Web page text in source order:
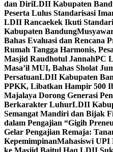
dan DiriLDII Kabupaten
Peserta Lulus Standarisasi
LDII Rancaekek Ikuti
Kabupaten Bandung
Bahas Evaluasi dan Rencana
Rumah Tangga Harmonis,
Masjid Raudhotul JannahPC
Masa’il MUI, Bahas Sholat
PersatuanLDII Kabupaten
PPKK, Libatkan Hampir 500
Majalaya Dorong Generasi
Berkarakter LuhurLDII
Semangat Mandiri dan Bijak
dalam Pengajian “Gigih
Gelar Pengajian Remaja:
KepemimpinanMahasiswi UPI